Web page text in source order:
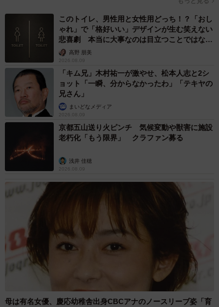
息子さんが中学生になって変わったのは、見た目だけじゃ
なかったそうで―。
「昔は声も可愛くて…。今はオッサンみたいな声です」
このトイレ、男性用と女性用どっち！？「おし
ゃれ」で「格好いい」デザインが生む笑えない
悲喜劇 本当に大事なのは目立つことではな
く…高野 朋美
2026.08.09
「キム兄」木村祐一が激やせ、松本人志と2シ
ョット「一瞬、分からなかったわ」「テキヤの
兄さん」
まいどなメディア
2026.08.09
京都五山送り火ピンチ 気候変動や獣害に施設
老朽化「もう限界」 クラファン募る
浅井 佳穂
2026.08.09
母は有名女優、慶応幼稚舎出身CBCアナのノースリーブ姿「育